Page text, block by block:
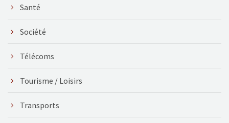
Santé
Société
Télécoms
Tourisme / Loisirs
Transports